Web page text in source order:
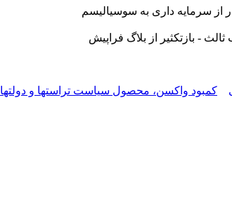
از سرمایه داری به سوسیالیسم
- بازتکثير از بلاگ فراپيش
کمبود واکسن، محصول سیاست تراستها و دولتها